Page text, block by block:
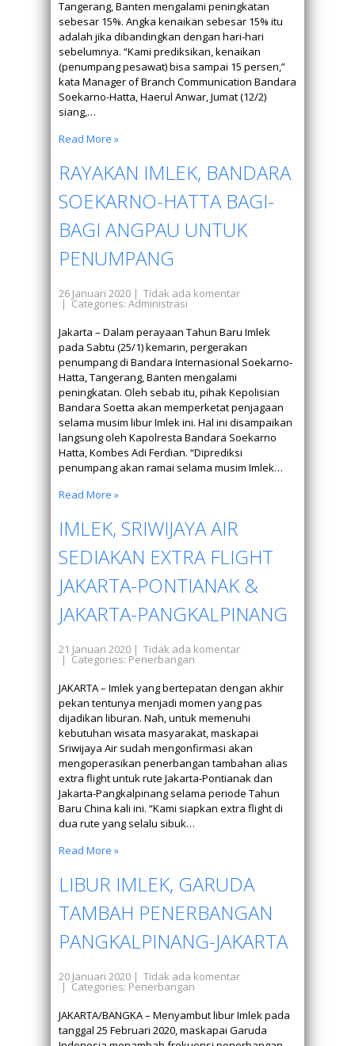
Tangerang, Banten mengalami peningkatan
sebesar 15%. Angka kenaikan sebesar 15% itu
adalah jika dibandingkan dengan hari-hari
sebelumnya. “Kami prediksikan, kenaikan
(penumpang pesawat) bisa sampai 15 persen,”
kata Manager of Branch Communication Bandara
Soekarno-Hatta, Haerul Anwar, Jumat (12/2)
siang,…
Read More »
RAYAKAN IMLEK, BANDARA
SOEKARNO-HATTA BAGI-
BAGI ANGPAU UNTUK
PENUMPANG
26 Januari 2020 | Tidak ada komentar
| Categories: Administrasi
Jakarta – Dalam perayaan Tahun Baru Imlek
pada Sabtu (25/1) kemarin, pergerakan
penumpang di Bandara Internasional Soekarno-
Hatta, Tangerang, Banten mengalami
peningkatan. Oleh sebab itu, pihak Kepolisian
Bandara Soetta akan memperketat penjagaan
selama musim libur Imlek ini. Hal ini disampaikan
langsung oleh Kapolresta Bandara Soekarno
Hatta, Kombes Adi Ferdian. “Diprediksi
penumpang akan ramai selama musim Imlek…
Read More »
IMLEK, SRIWIJAYA AIR
SEDIAKAN EXTRA FLIGHT
JAKARTA-PONTIANAK &
JAKARTA-PANGKALPINANG
21 Januari 2020 | Tidak ada komentar
| Categories: Penerbangan
JAKARTA – Imlek yang bertepatan dengan akhir
pekan tentunya menjadi momen yang pas
dijadikan liburan. Nah, untuk memenuhi
kebutuhan wisata masyarakat, maskapai
Sriwijaya Air sudah mengonfirmasi akan
mengoperasikan penerbangan tambahan alias
extra flight untuk rute Jakarta-Pontianak dan
Jakarta-Pangkalpinang selama periode Tahun
Baru China kali ini. “Kami siapkan extra flight di
dua rute yang selalu sibuk…
Read More »
LIBUR IMLEK, GARUDA
TAMBAH PENERBANGAN
PANGKALPINANG-JAKARTA
20 Januari 2020 | Tidak ada komentar
| Categories: Penerbangan
JAKARTA/BANGKA – Menyambut libur Imlek pada
tanggal 25 Februari 2020, maskapai Garuda